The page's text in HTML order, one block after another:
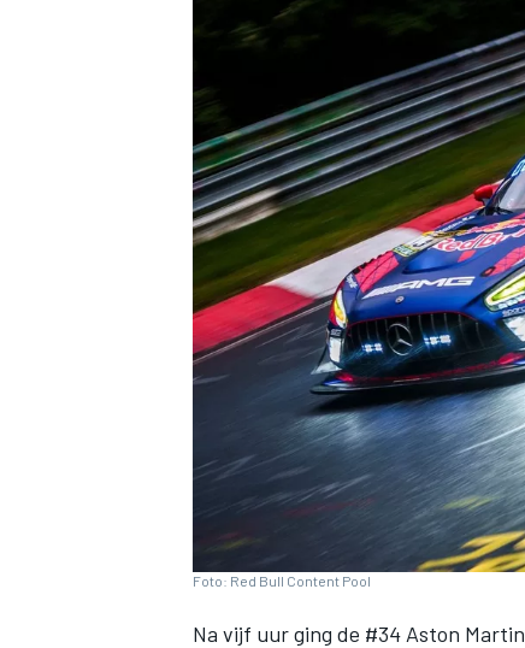
INDYCAR
Foto: Red Bull Content Pool
Na vijf uur ging de #34 Aston